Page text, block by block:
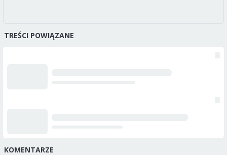
TREŚCI POWIĄZANE
KOMENTARZE